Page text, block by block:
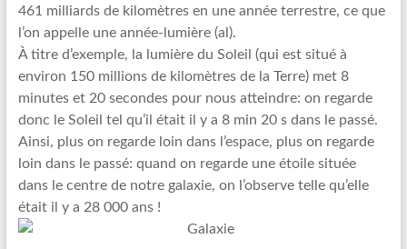
461 milliards de kilomètres en une année terrestre, ce que
l’on appelle une année-lumière (al).
À titre d’exemple, la lumière du Soleil (qui est situé à
environ 150 millions de kilomètres de la Terre) met 8
minutes et 20 secondes pour nous atteindre: on regarde
donc le Soleil tel qu’il était il y a 8 min 20 s dans le passé.
Ainsi, plus on regarde loin dans l’espace, plus on regarde
loin dans le passé: quand on regarde une étoile située
dans le centre de notre galaxie, on l’observe telle qu’elle
était il y a 28 000 ans !